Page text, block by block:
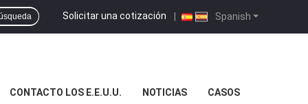
Spanish
Solicitar una cotización |
CONTACTO LOS E.E.U.U. NOTICIAS CASOS